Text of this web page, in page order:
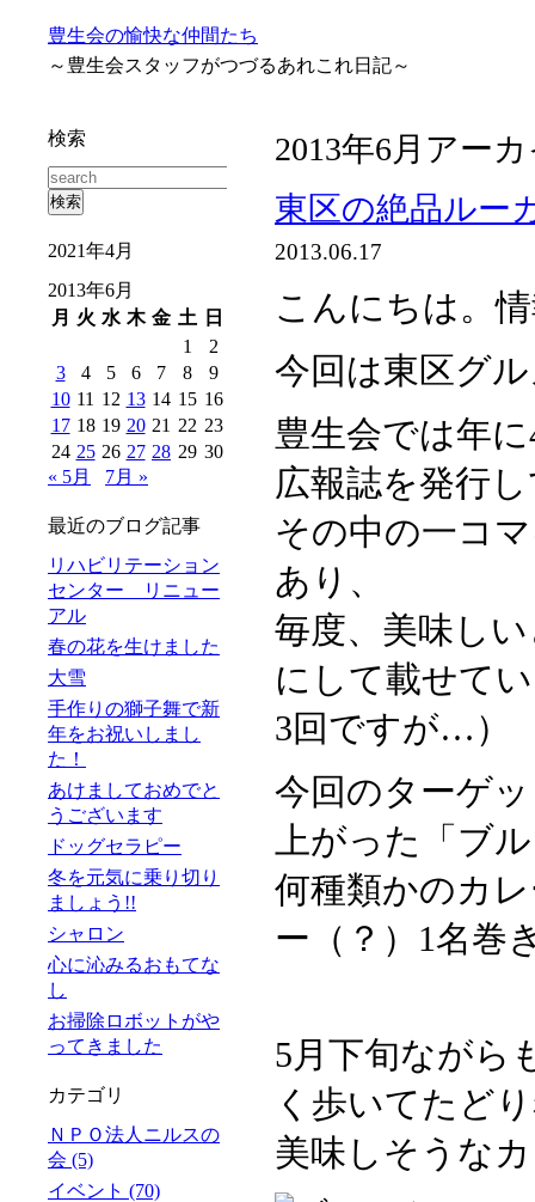
豊生会の愉快な仲間たち
～豊生会スタッフがつづるあれこれ日記～
2013年6月アー
東区の絶品ルー
2013.06.17
こんにちは。
今回は東区グ
豊生会では年
広報誌を発行
その中の一コ
あり、
毎度、美味し
にして載せて
3回ですが…）
今回のターゲ
上がった「ブ
何種類かのカ
ー（？）1名巻
5月下旬ながら
く歩いてたど
美味しそうな
検索
2021年4月
2013年6月
月 火 水 木 金 土
日
1
2
3
4 5 6 7 8
9
10 11 12 13 14 15 16
17 18 19 20 21 22 23
24 25 26 27 28 29 30
« 5月
7月 »
最近のブログ記事
リハビリテーション
センター リニュー
アル
春の花を生けました
大雪
手作りの獅子舞で新
年をお祝いしまし
た！
あけましておめでと
うございます
ドッグセラピー
冬を元気に乗り切り
ましょう!!
シャロン
心に沁みるおもてな
し
お掃除ロボットがや
ってきました
カテゴリ
ＮＰＯ法人ニルスの
会 (5)
イベント (70)